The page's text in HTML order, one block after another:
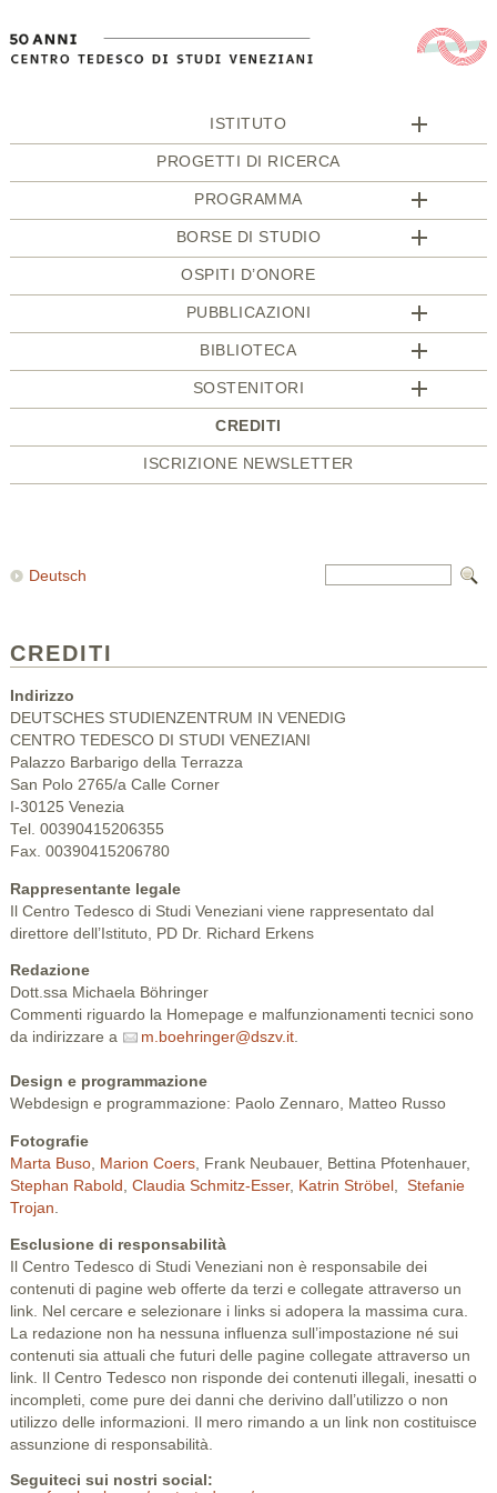
ISTITUTO
PROGETTI DI RICERCA
PROGRAMMA
BORSE DI STUDIO
OSPITI D’ONORE
PUBBLICAZIONI
BIBLIOTECA
SOSTENITORI
CREDITI
ISCRIZIONE NEWSLETTER
Deutsch
CREDITI
Indirizzo
DEUTSCHES STUDIENZENTRUM IN VENEDIG
CENTRO TEDESCO DI STUDI VENEZIANI
Palazzo Barbarigo della Terrazza
San Polo 2765/a Calle Corner
I-30125 Venezia
Tel. 00390415206355
Fax. 00390415206780
Rappresentante legale
Il Centro Tedesco di Studi Veneziani viene rappresentato dal
direttore dell’Istituto, PD Dr. Richard Erkens
Redazione
Dott.ssa Michaela Böhringer
Commenti riguardo la Homepage e malfunzionamenti tecnici sono
da indirizzare a
m.boehringer@dszv.it.
Design e programmazione
Webdesign e programmazione: Paolo Zennaro, Matteo Russo
Fotografie
Marta Buso, Marion Coers, Frank Neubauer, Bettina Pfotenhauer,
Stephan Rabold
Claudia Schmitz-Esser, Katrin Ströbel
Stefanie
Trojan
Esclusione di responsabilità
Il Centro Tedesco di Studi Veneziani non è responsabile dei
contenuti di pagine web offerte da terzi e collegate attraverso un
link. Nel cercare e selezionare i links si adopera la massima cura.
La redazione non ha nessuna influenza sull’impostazione né sui
contenuti sia attuali che futuri delle pagine collegate attraverso un
link. Il Centro Tedesco non risponde dei contenuti illegali, inesatti o
incompleti, come pure dei danni che derivino dall’utilizzo o non
utilizzo delle informazioni. Il mero rimando a un link non costituisce
assunzione di responsabilità.
Seguiteci sui nostri social: